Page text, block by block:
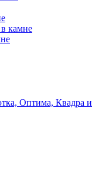
камне
Оптима, Квадра и